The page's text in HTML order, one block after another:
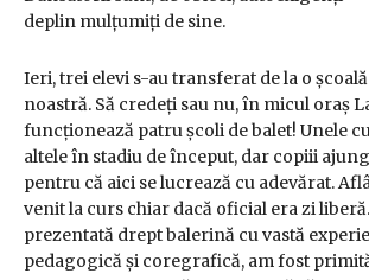
deplin mulțumiți de sine.
Ieri, trei elevi s-au transferat de la o
noastră. Să credeți sau nu, în micul oraș
funcționează patru școli de balet! Unele
altele în stadiu de început, dar copiii
pentru că aici se lucrează cu adevărat.
venit la curs chiar dacă oficial era zi
prezentată drept balerină cu vastă
pedagogică și coregrafică, am fost